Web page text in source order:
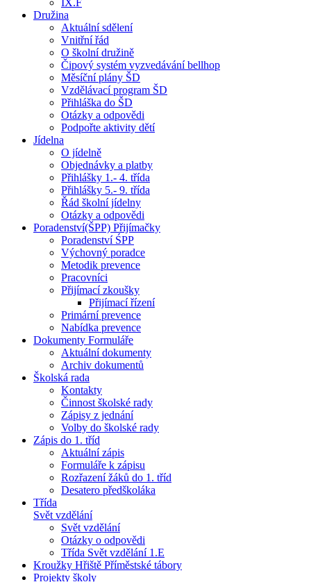
IX.F
Družina
Aktuální sdělení
Vnitřní řád
O školní družině
Čipový systém vyzvedávání bellhop
Měsíční plány ŠD
Vzdělávací program ŠD
Přihláška do ŠD
Otázky a odpovědi
Podpořte aktivity dětí
Jídelna
O jídelně
Objednávky a platby
Přihlášky 1.- 4. třída
Přihlášky 5.- 9. třída
Řád školní jídelny
Otázky a odpovědi
Poradenství(ŠPP) Přijímačky
Poradenství ŚPP
Výchovný poradce
Metodik prevence
Pracovníci
Přijímací zkoušky
Přijímací řízení
Primární prevence
Nabídka prevence
Dokumenty Formuláře
Aktuální dokumenty
Archiv dokumentů
Školská rada
Kontakty
Činnost školské rady
Zápisy z jednání
Volby do školské rady
Zápis do 1. tříd
Aktuální zápis
Formuláře k zápisu
Rozřazení žáků do 1. tříd
Desatero předškoláka
Třída
Svět vzdělání
Svět vzdělání
Otázky o odpovědi
Třída Svět vzdělání 1.E
Kroužky Hřiště Příměstské tábory
Projekty školy